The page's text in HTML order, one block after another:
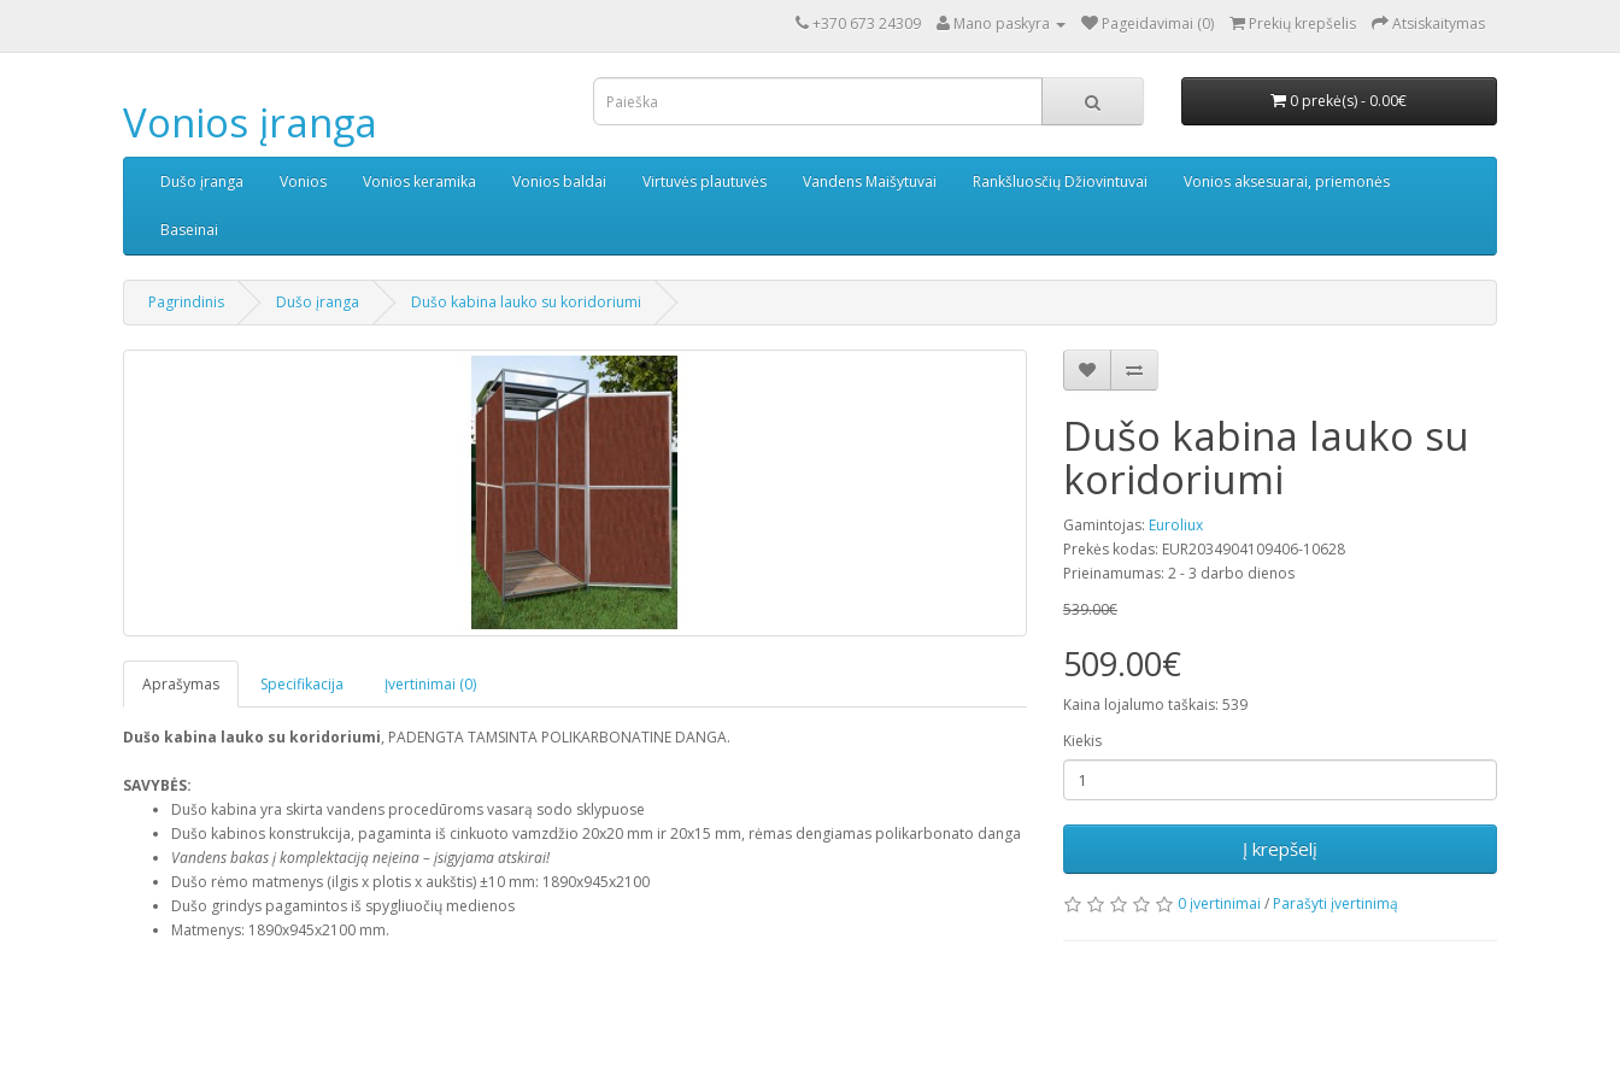
+370 673 24309 Mano paskyra Pageidavimai (0) Prekių krepšelis Atsiskaitymas
Vonios įranga 0 prekė(s) - 0.00€
Dušo įranga Vonios Vonios keramika Vonios baldai Virtuvės plautuvės Vandens Maišytuvai Rankšluosčių Džiovintuvai Vonios aksesuarai, priemonės
Baseinai
Pagrindinis Dušo įranga Dušo kabina lauko su koridoriumi
Aprašymas Specifikacija Įvertinimai (0)
Dušo kabina lauko su koridoriumi, PADENGTA TAMSINTA POLIKARBONATINE DANGA.
SAVYBĖS:
Dušo kabina yra skirta vandens procedūroms vasarą sodo sklypuose
Dušo kabinos konstrukcija, pagaminta iš cinkuoto vamzdžio 20x20 mm ir 20x15 mm, rėmas dengiamas polikarbonato danga
Vandens bakas į komplektaciją neįeina – įsigyjama atskirai!
Dušo rėmo matmenys (ilgis x plotis x aukštis) ±10 mm: 1890х945х2100
Dušo grindys pagamintos iš spygliuočių medienos
Matmenys: 1890x945x2100 mm.
Dušo kabina lauko su
koridoriumi
Gamintojas: Euroliux
Prekės kodas: EUR2034904109406-10628
Prieinamumas: 2 - 3 darbo dienos
539.00€
509.00€
Kaina lojalumo taškais: 539
Kiekis
Į krepšelį
0 įvertinimai / Parašyti įvertinimą